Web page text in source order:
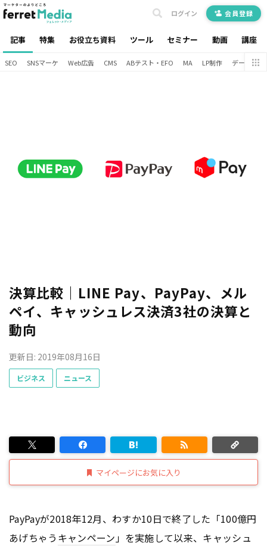
記事 特集 お役立ち資料 ツール セミナー 動画 講座
ログイン 会員登録
SEO SNSマーケ Web広告 CMS ABテスト・EFO MA LP制作 データ分析
決算比較｜LINE Pay、PayPay、メル
ペイ、キャッシュレス決済3社の決算と
動向
更新日: 2019年08月16日
ビジネス ニュース
マイページにお気に入り
PayPayが2018年12月、わすか10日で終了した「100億円
あげちゃう キャンペーン」を実施して以来、キャッシュ